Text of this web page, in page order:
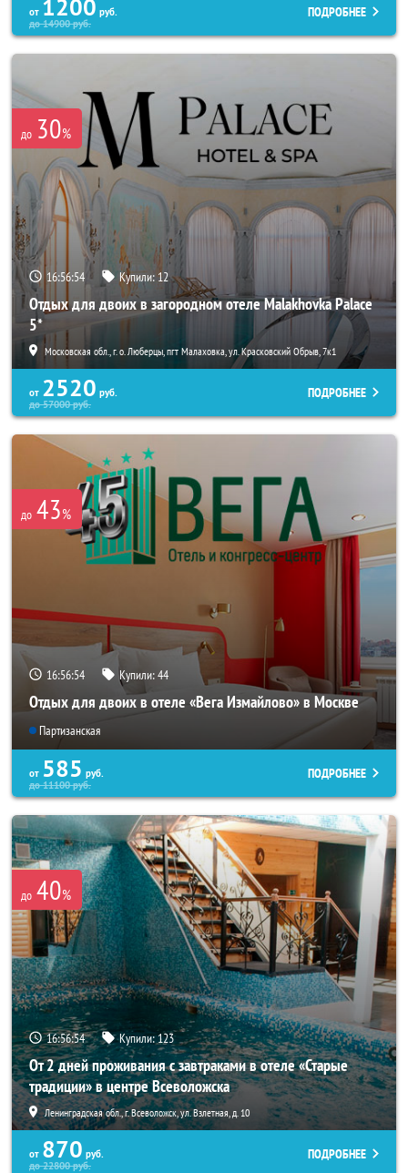
от 1200 руб.
до14900руб.
ПОДРОБНЕЕ
до 30%
16:56:52 Купили: 12
Отдых для двоих в загородном отеле Malakhovka Palace
5*
Московская обл., г. о. Люберцы, пгт Малаховка, ул. Красковский Обрыв, 7к1
от 2520 руб.
до57000руб.
ПОДРОБНЕЕ
до 43%
16:56:52 Купили:44
Отдых для двоих в отеле «Вега Измайлово» в Москве
Партизанская
от 585 руб.
до11100руб.
ПОДРОБНЕЕ
до 40%
16:56:52 Купили:123
От 2 дней проживания с завтраками в отеле «Старые
традиции» в центре Всеволожска
Ленинградская обл., г. Всеволожск, ул. Взлетная, д. 10
от 870 руб.
до22800руб.
ПОДРОБНЕЕ